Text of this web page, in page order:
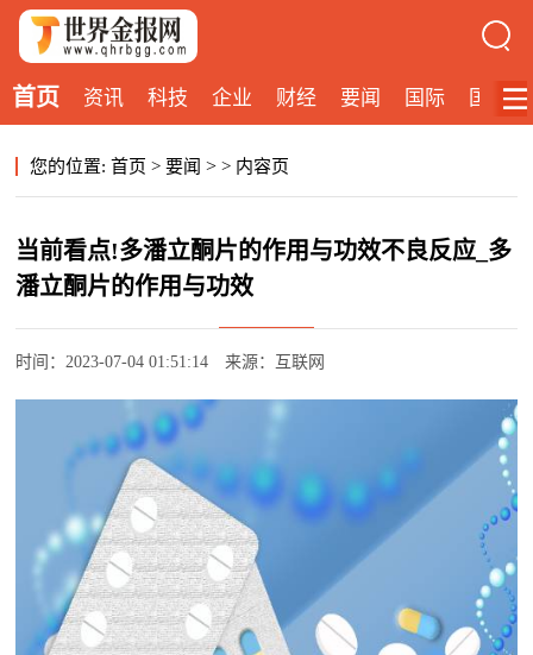
首页 资讯 科技 企业 财经 要闻 国际 国内
您的位置: 首页 > 要闻 > > 内容页
当前看点!多潘立酮片的作用与功效不良反应_多
潘立酮片的作用与功效
时间：2023-07-04 01:51:14 来源：互联网